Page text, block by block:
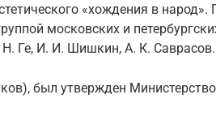
«хождения в
московских и
Ге, И. И. Шишкин, А. К.
был утвержден